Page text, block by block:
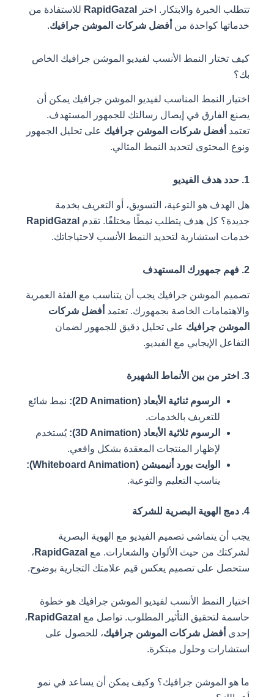
تتطلب الخبرة والابتكار. اخترRapidGazalللاستفادة من
خدماتها كواحدة منأفضل شركات الموشن جرافيك.
كيف تختار النمط الأنسب لفيديو الموشن جرافيك الخاص
بك؟
اختيار النمط المناسب لفيديو الموشن جرافيك يمكن أن
يصنع الفارق في إيصال رسالتك للجمهور المستهدف.
تعتمدأفضل شركات الموشن جرافيكعلى تحليل الجمهور
ونوع المحتوى لتحديد النمط المثالي.
هل الهدف هو التوعية، التسويق، أو التعريف بخدمة
جديدة؟ كل هدف يتطلب نمطًا مختلفًا. تقدمRapidGazal
خدمات استشارية لتحديد النمط الأنسب لاحتياجاتك.
تصميم الموشن جرافيك يجب أن يتناسب مع الفئة العمرية
والاهتمامات الخاصة بجمهورك. تعتمدأفضل شركات
الموشن جرافيكعلى تحليل دقيق للجمهور لضمان
التفاعل الإيجابي مع الفيديو.
الرسوم ثنائية الأبعاد (2D Animation):
نمط شائع
للتعريف بالخدمات.
الرسوم ثلاثية الأبعاد (3D Animation):
يُستخدم
لإظهار المنتجات المعقدة بشكل واقعي.
الوايت بورد أنيميشن (Whiteboard Animation):
يناسب التعليم والتوعية.
يجب أن يتماشى تصميم الفيديو مع الهوية البصرية
لشركتك من حيث الألوان والشعارات. معRapidGazal،
ستحصل على تصميم يعكس قيم علامتك التجارية بوضوح.
اختيار النمط الأنسب لفيديو الموشن جرافيك هو خطوة
حاسمة لتحقيق التأثير المطلوب. تواصل معRapidGazal،
إحدىأفضل شركات الموشن جرافيك، للحصول على
استشارات وحلول مبتكرة.
ما هو الموشن جرافيك؟ وكيف يمكن أن يساعد في نمو